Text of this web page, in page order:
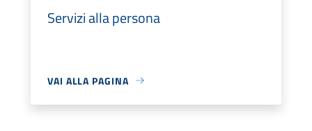
Servizi alla persona
VAI ALLA PAGINA